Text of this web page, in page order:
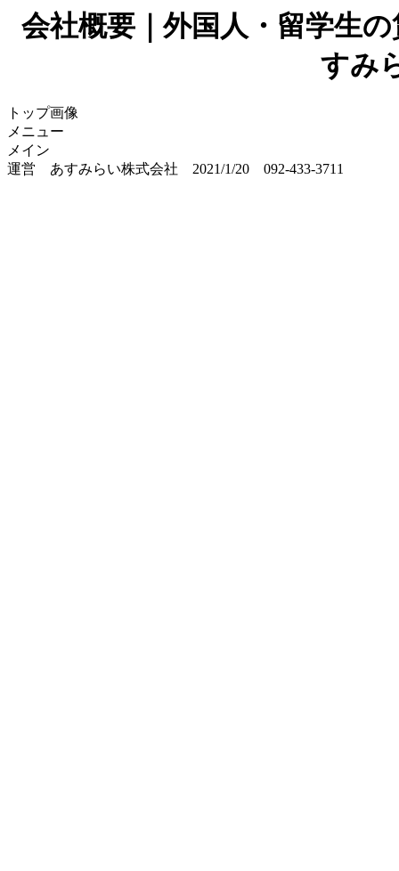
会社概要｜外国人・留学生
すみ
トップ画像
メニュー
メイン
運営 あすみらい株式会社 2021/1/20 092-433-3711